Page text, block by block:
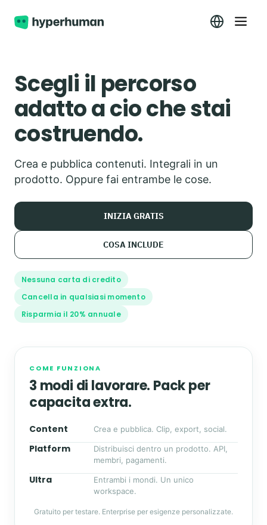
Scegli il percorso
adatto a cio che stai
costruendo.
Crea e pubblica contenuti. Integrali in un
prodotto. Oppure fai entrambe le cose.
INIZIA GRATIS
COSA INCLUDE
Nessuna carta di credito
Cancella in qualsiasi momento
Risparmia il 20% annuale
COME FUNZIONA
3 modi di lavorare. Pack per
capacita extra.
Content Crea e pubblica. Clip, export, social.
Platform
Distribuisci dentro un prodotto. API,
membri, pagamenti.
Ultra
Entrambi i mondi. Un unico
workspace.
Gratuito per testare. Enterprise per esigenze personalizzate.